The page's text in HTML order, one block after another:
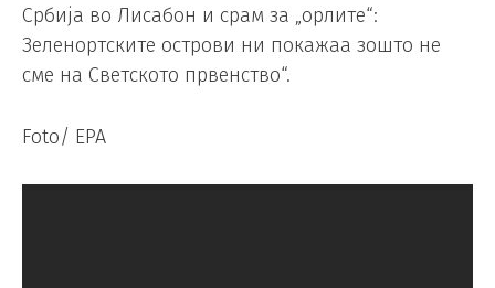
Србија во Лисабон и срам за „орлите“:
Зеленортските острови ни покажаа зошто не
сме на Светското првенство“.
Foto/ EPA